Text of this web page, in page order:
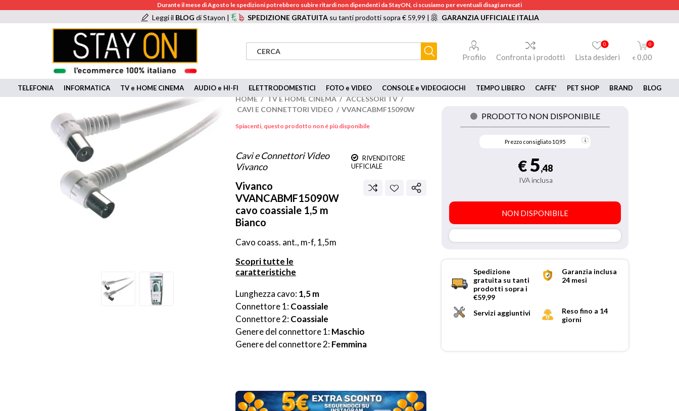
Durante il mese di Agosto le spedizioni potrebbero subire ritardi non dipendenti da StayON, ci scusiamo per eventuali disagi arrecati
Leggi il BLOGdi Stayon | SPEDIZIONE GRATUITAsu tanti prodotti sopra € 59,99 | GARANZIA UFFICIALE ITALIA
Profilo Confronta i prodotti Lista desideri
0 0
€ 0,00
TELEFONIA INFORMATICA TV e HOME CINEMA AUDIO e HI-FI ELETTRODOMESTICI FOTO e VIDEO CONSOLE e VIDEOGIOCHI TEMPO LIBERO CAFFE' PET SHOP BRAND BLOG
HOME / TV E HOME CINEMA / ACCESSORI TV /
CAVI E CONNETTORI VIDEO / VVANCABMF15090W
Spiacenti, questo prodotto non é più disponibile
Cavi e Connettori Video
Vivanco
RIVENDITORE
UFFICIALE
Vivanco
VVANCABMF15090W
cavo coassiale 1,5 m
Bianco
Cavo coass. ant., m-f, 1,5m
Scopri tutte le
caratteristiche
Lunghezza cavo: 1,5 m
Connettore 1: Coassiale
Connettore 2: Coassiale
Genere del connettore 1: Maschio
Genere del connettore 2: Femmina
PRODOTTO NON DISPONIBILE
Prezzo consigliato 10,95
€5,48
IVA inclusa
NON DISPONIBILE
Spedizione
gratuita su tanti
prodotti sopra i
€59,99
Garanzia inclusa
24 mesi
Servizi aggiuntivi
Reso fino a 14
giorni